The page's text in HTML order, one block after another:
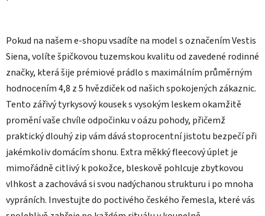
Pokud na našem e-shopu vsadíte na model s označením Vestis
Siena, volíte špičkovou tuzemskou kvalitu od zavedené rodinné
značky, která šije prémiové prádlo s maximálním průměrným
hodnocením 4,8 z 5 hvězdiček od našich spokojených zákaznic.
Tento zářivý tyrkysový kousek s vysokým leskem okamžitě
promění vaše chvíle odpočinku v oázu pohody, přičemž
praktický dlouhý zip vám dává stoprocentní jistotu bezpečí při
jakémkoliv domácím shonu. Extra měkký fleecový úplet je
mimořádně citlivý k pokožce, bleskově pohlcuje zbytkovou
vlhkost a zachovává si svou nadýchanou strukturu i po mnoha
vypráních. Investujte do poctivého českého řemesla, které vás